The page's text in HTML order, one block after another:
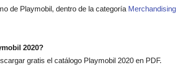
de Playmobil, dentro de la categoría Merchandising
2020?
gratis el catálogo Playmobil 2020 en PDF.